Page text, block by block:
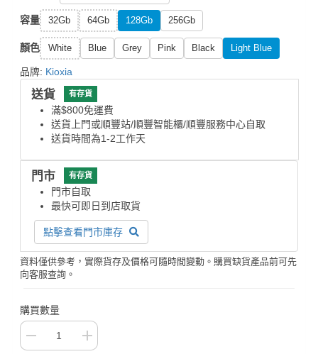
容量 32Gb 64Gb 128Gb 256Gb
顏色 White Blue Grey Pink Black Light Blue
品牌: Kioxia
送貨 有存貨
滿$800免運費
送貨上門或順豐站/順豐智能櫃/順豐服務中心自取
送貨時間為1-2工作天
門市 有存貨
門市自取
最快可即日到店取貨
點擊查看門市庫存
資料僅供參考，實際貨存及價格可隨時間變動。購買缺貨產品前可先
向客服查詢。
購買數量